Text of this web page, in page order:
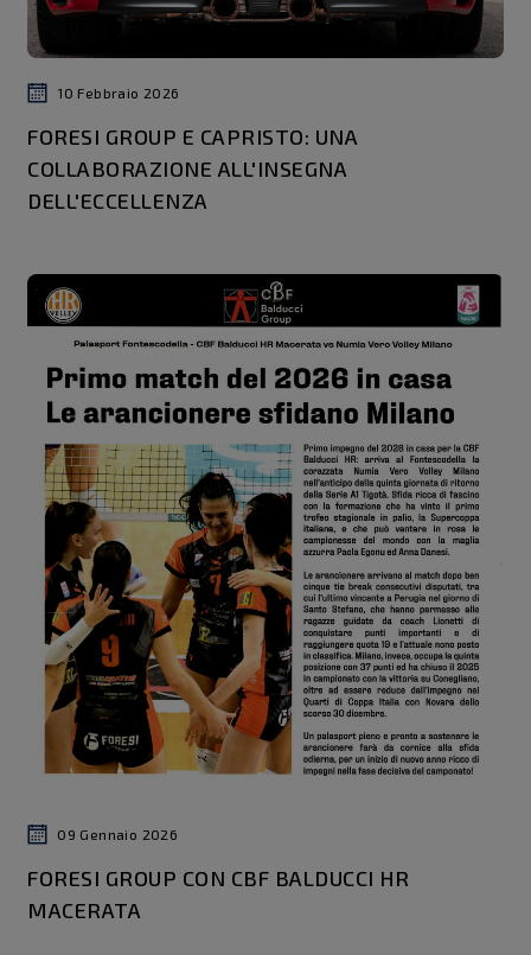
10 Febbraio 2026
FORESI GROUP E CAPRISTO: UNA
COLLABORAZIONE ALL'INSEGNA
DELL'ECCELLENZA
09 Gennaio 2026
FORESI GROUP CON CBF BALDUCCI HR
MACERATA